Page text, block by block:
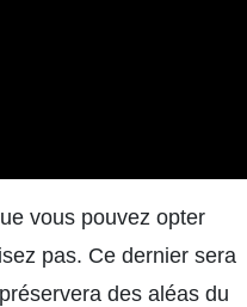
vous pouvez opter
pas. Ce dernier sera
des aléas du